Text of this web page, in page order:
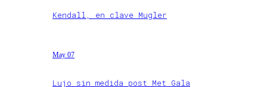
Kendall, en clave Mugler
May 07
Lujo sin medida post Met Gala